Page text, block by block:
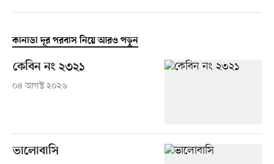
কানাডা দূর পরবাস নিয়ে আরও পড়ুন
কেবিন নং ২৩২১
০৪ আগস্ট ২০২৬
ভালোবাসি